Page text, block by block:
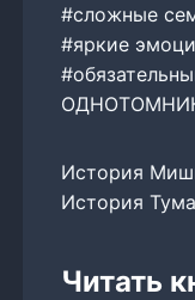
#сложные
#яркие
История
История
Читать